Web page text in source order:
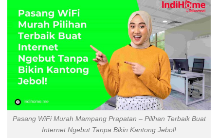
Pasang WiFi Murah Mampang Prapatan – Pilihan Terbaik Buat
Internet Ngebut Tanpa Bikin Kantong Jebol!